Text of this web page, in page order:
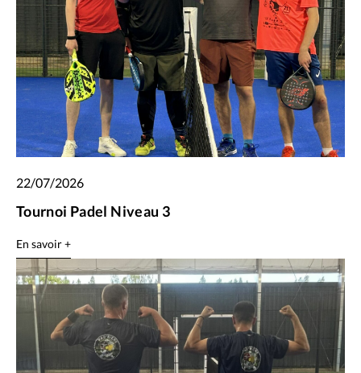
22/07/2026
Tournoi Padel Niveau 3
En savoir +